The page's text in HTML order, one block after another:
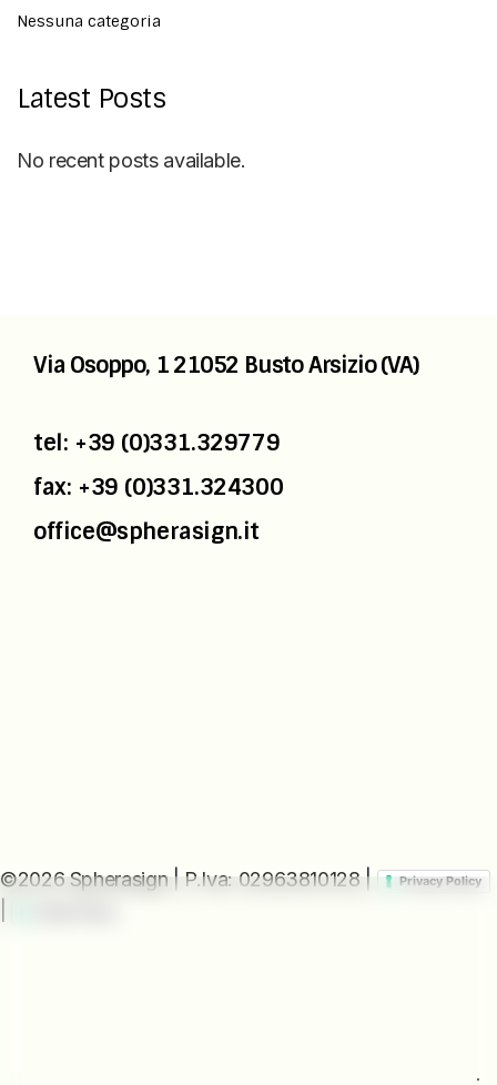
Nessuna categoria
Latest Posts
No recent posts available.
Via Osoppo, 121052 Busto Arsizio (VA)
tel: +39 (0)331.329779
fax: +39 (0)331.324300
office@spherasign.it
©2026 Spherasign | P.Iva: 02963810128 | Privacy Policy